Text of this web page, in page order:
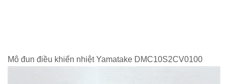
Mô đun điều khiển nhiệt Yamatake DMC10S2CV0100